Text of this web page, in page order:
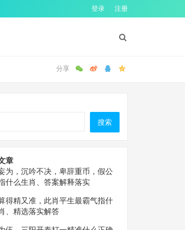
登录 注册
搜索
章
为，沉吟不决，卑辞重币，假公
什么生肖、答案解释落实
得精又准，此肖平生最霸气指什
、精选落实解答